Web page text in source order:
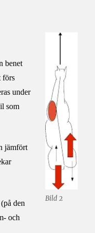
Bild 2
benet
förs
under
som
jämfört
den
och